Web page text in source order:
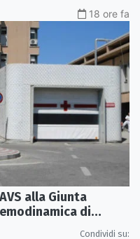
18 ore fa
alla Giunta
di
Condividi su: